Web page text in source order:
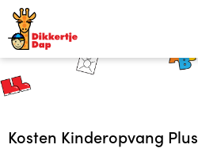
Over ons
Kosten Kinderopvang Plus